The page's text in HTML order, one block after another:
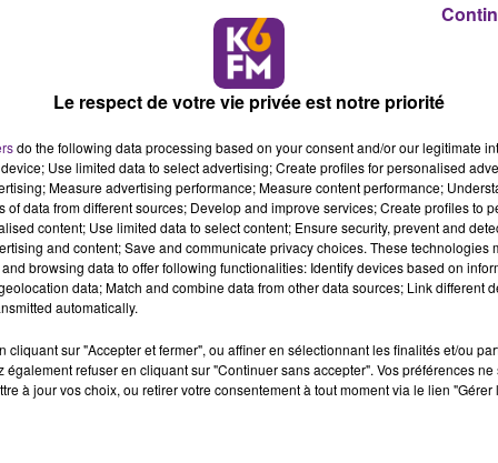
la Cité internationale de la gastronomie et du vin de
ville la somme de 1 500 € au titre des frais et dépens. La
dans son arrêt en date du 28 février 2019, le jugement du
nouveau rejetée par la Cour la requête de Monsieur
délibération du conseil municipal de Dijon du 25 janvier
général et sa cession à la société Eiffage, désignée
de la gastronomie et du vin de Dijon.
ont été systématiquement rejetés par le juge, y compris
l’ancien hôpital général. Il se trouve désormais débouté
et c’est une grande satisfaction de voir la justice
d’agir contre Dijon. Cet élu d’opposition municipale se
irrépétibles ce qui est extrêmement rare.
à faire constamment peser sur la ville, la métropole
en procédures qui mobilisent du temps de travail et
désormais nous attacher à le rattraper. Je le rappelle, la
Le respect de votre vie privée est notre priorité
do the following data processing based on your consent and/or our legitimate
Use limited data to select advertising; Create profiles for personalised
Measure advertising performance; Measure content performance;
of data from different sources; Develop and improve services; Create profiles to
content; Use limited data to select content; Ensure security, prevent and
and content; Save and communicate privacy choices. These technologies
browsing data to offer following functionalities: Identify devices based on
data; Match and combine data from other data sources; Link different
automatically.
cliquant sur "Accepter et fermer", ou affiner en sélectionnant les finalités et/ou
également refuser en cliquant sur "Continuer sans accepter". Vos préférences
à jour vos choix, ou retirer votre consentement à tout moment via le lien